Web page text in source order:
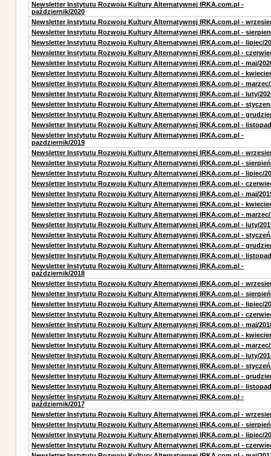
Newsletter Instytutu Rozwoju Kultury Alternatywnej IRKA.com.pl -
październik/2020
Newsletter Instytutu Rozwoju Kultury Alternatywnej IRKA.com.pl -
Newsletter Instytutu Rozwoju Kultury Alternatywnej IRKA.com.pl -
Newsletter Instytutu Rozwoju Kultury Alternatywnej IRKA.com.pl - lipiec/
Newsletter Instytutu Rozwoju Kultury Alternatywnej IRKA.com.pl -
Newsletter Instytutu Rozwoju Kultury Alternatywnej IRKA.com.pl - maj/
Newsletter Instytutu Rozwoju Kultury Alternatywnej IRKA.com.pl -
Newsletter Instytutu Rozwoju Kultury Alternatywnej IRKA.com.pl - marzec/
Newsletter Instytutu Rozwoju Kultury Alternatywnej IRKA.com.pl - luty/
Newsletter Instytutu Rozwoju Kultury Alternatywnej IRKA.com.pl -
Newsletter Instytutu Rozwoju Kultury Alternatywnej IRKA.com.pl -
Newsletter Instytutu Rozwoju Kultury Alternatywnej IRKA.com.pl -
Newsletter Instytutu Rozwoju Kultury Alternatywnej IRKA.com.pl -
pazdziernik/2019
Newsletter Instytutu Rozwoju Kultury Alternatywnej IRKA.com.pl -
Newsletter Instytutu Rozwoju Kultury Alternatywnej IRKA.com.pl -
Newsletter Instytutu Rozwoju Kultury Alternatywnej IRKA.com.pl - lipiec/
Newsletter Instytutu Rozwoju Kultury Alternatywnej IRKA.com.pl -
Newsletter Instytutu Rozwoju Kultury Alternatywnej IRKA.com.pl - maj/
Newsletter Instytutu Rozwoju Kultury Alternatywnej IRKA.com.pl -
Newsletter Instytutu Rozwoju Kultury Alternatywnej IRKA.com.pl - marzec/
Newsletter Instytutu Rozwoju Kultury Alternatywnej IRKA.com.pl - luty/
Newsletter Instytutu Rozwoju Kultury Alternatywnej IRKA.com.pl -
Newsletter Instytutu Rozwoju Kultury Alternatywnej IRKA.com.pl -
Newsletter Instytutu Rozwoju Kultury Alternatywnej IRKA.com.pl -
Newsletter Instytutu Rozwoju Kultury Alternatywnej IRKA.com.pl -
październik/2018
Newsletter Instytutu Rozwoju Kultury Alternatywnej IRKA.com.pl -
Newsletter Instytutu Rozwoju Kultury Alternatywnej IRKA.com.pl -
Newsletter Instytutu Rozwoju Kultury Alternatywnej IRKA.com.pl - lipiec/
Newsletter Instytutu Rozwoju Kultury Alternatywnej IRKA.com.pl -
Newsletter Instytutu Rozwoju Kultury Alternatywnej IRKA.com.pl - maj/
Newsletter Instytutu Rozwoju Kultury Alternatywnej IRKA.com.pl -
Newsletter Instytutu Rozwoju Kultury Alternatywnej IRKA.com.pl - marzec/
Newsletter Instytutu Rozwoju Kultury Alternatywnej IRKA.com.pl - luty/
Newsletter Instytutu Rozwoju Kultury Alternatywnej IRKA.com.pl -
Newsletter Instytutu Rozwoju Kultury Alternatywnej IRKA.com.pl -
Newsletter Instytutu Rozwoju Kultury Alternatywnej IRKA.com.pl -
Newsletter Instytutu Rozwoju Kultury Alternatywnej IRKA.com.pl -
październik/2017
Newsletter Instytutu Rozwoju Kultury Alternatywnej IRKA.com.pl -
Newsletter Instytutu Rozwoju Kultury Alternatywnej IRKA.com.pl -
Newsletter Instytutu Rozwoju Kultury Alternatywnej IRKA.com.pl - lipiec/
Newsletter Instytutu Rozwoju Kultury Alternatywnej IRKA.com.pl -